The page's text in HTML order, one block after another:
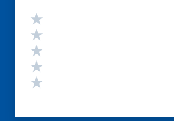
Valutazione